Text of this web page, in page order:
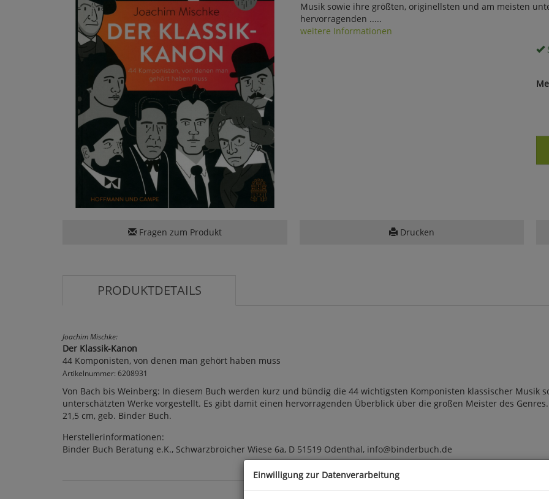
Musik sowie ihre größten, originellsten und am meisten
hervorragenden .....
weitere Informationen
Fragen zum Produkt Drucken
PRODUKTDETAILS
Joachim Mischke:
Der Klassik-Kanon
44 Komponisten, von denen man gehört haben muss
Artikelnummer: 6208931
Von Bach bis Weinberg: In diesem Buch werden kurz und bündig die 44 wichtigsten Komponisten klassischer Musik
unterschätzten Werke vorgestellt. Es gibt damit einen hervorragenden Überblick über die großen Meister des
21,5 cm, geb. Binder Buch.
Herstellerinformationen:
Binder Buch Beratung e.K., Schwarzbroicher Wiese 6a, D 51519 Odenthal, info@binderbuch.de
Einwilligung zur Datenverarbeitung